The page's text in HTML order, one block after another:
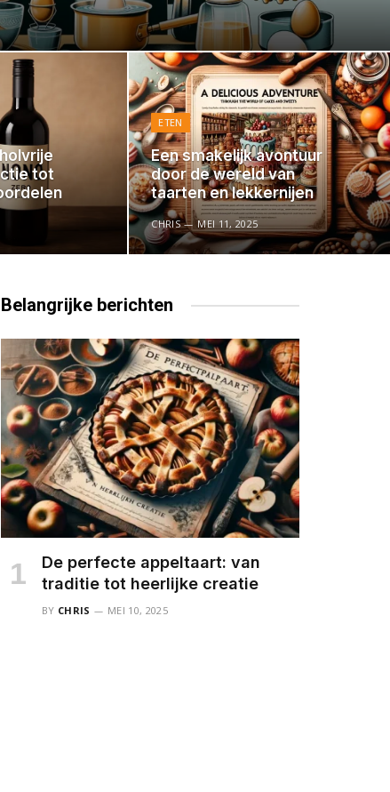
tot
ETEN
Een smakelijk avontuur
door de wereld van
taarten en lekkernijen
CHRIS MEI 11, 2025
Belangrijke berichten
De perfecte appeltaart: van
traditie tot heerlijke creatie
BY CHRIS MEI 10, 2025